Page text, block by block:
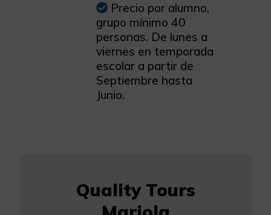
Precio por alumno,
grupo mínimo 40
personas. De lunes a
viernes en temporada
escolar a partir de
Septiembre hasta
Junio.
Quality Tours